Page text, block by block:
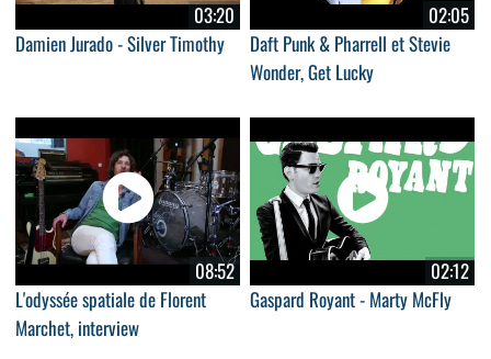
03:20
Damien Jurado - Silver Timothy
02:05
Daft Punk & Pharrell et Stevie
Wonder, Get Lucky
08:52
L'odyssée spatiale de Florent
Marchet, interview
02:12
Gaspard Royant - Marty McFly